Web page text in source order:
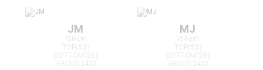
JM
166cm
TOP(55)
BOTTOM(25)
MJ
164cm
TOP(55)
BOTTOM(26)